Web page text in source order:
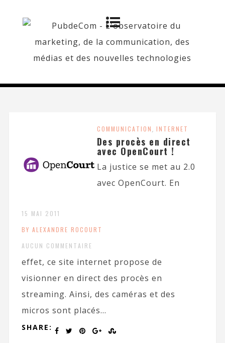
COMMUNICATION, INTERNET
Des procès en direct
avec OpenCourt !
15 MAI 2011
BY ALEXANDRE ROCOURT
AUCUN COMMENTAIRE
La justice se met au 2.0
avec OpenCourt. En
effet, ce site internet propose de
visionner en direct des procès en
streaming. Ainsi, des caméras et des
micros sont placés...
SHARE: